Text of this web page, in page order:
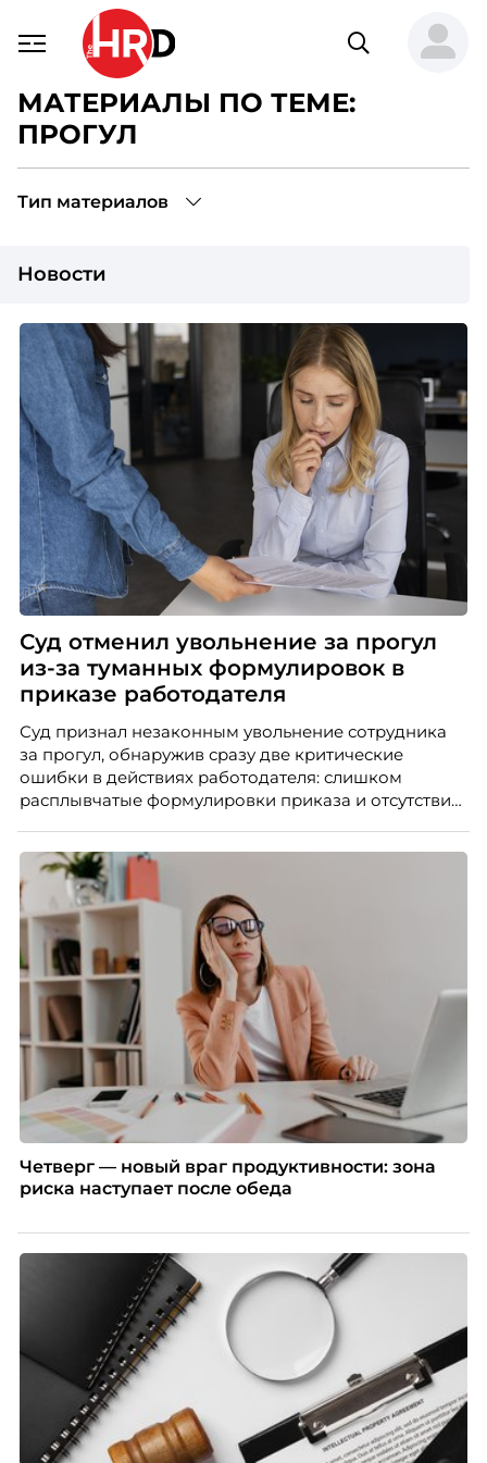
МАТЕРИАЛЫ ПО ТЕМЕ:
ПРОГУЛ
Новости
Суд отменил увольнение за прогул
из-за туманных формулировок в
приказе работодателя
Суд признал незаконным увольнение сотрудника
за прогул, обнаружив сразу две критические
ошибки в действиях работодателя: слишком
расплывчатые формулировки приказа и отсутствие
Четверг — новый враг продуктивности: зона
риска наступает после обеда
Тип материалов